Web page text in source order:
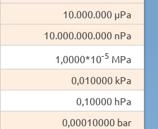
10.000.000 µPa
10.000.000.000 nPa
1,0000*10-5 MPa
0,010000 kPa
0,10000 hPa
0,00010000 bar